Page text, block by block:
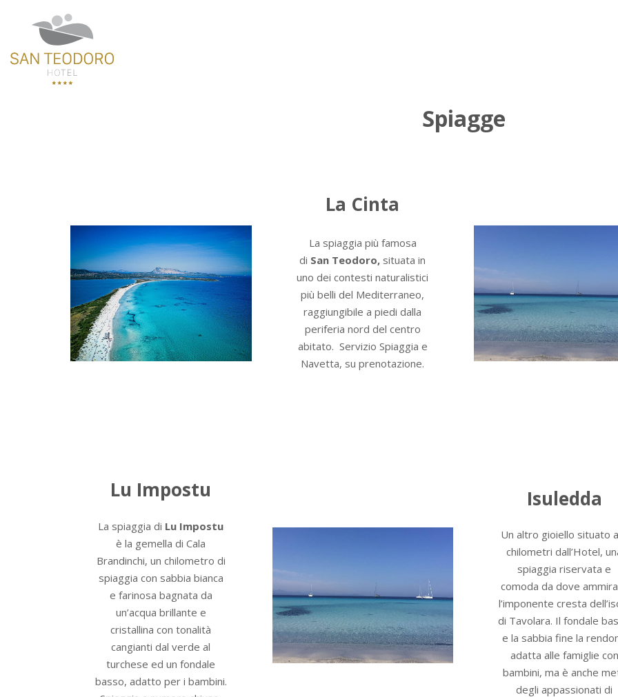
Spiagge
La Cinta
La spiaggia più famosa
di San Teodoro, situata in
uno dei contesti naturalistici
più belli del Mediterraneo,
raggiungibile a piedi dalla
periferia nord del centro
abitato. Servizio Spiaggia e
Navetta, su prenotazione.
Lu Impostu
La spiaggia di Lu Impostu
è la gemella di Cala
Brandinchi, un chilometro di
spiaggia con sabbia bianca
e farinosa bagnata da
un’acqua brillante e
cristallina con tonalità
cangianti dal verde al
turchese ed un fondale
basso, adatto per i bambini.
Isuledda
Un altro gioiello situato
chilometri dall’Hotel,
spiaggia riservata e
comoda da dove
l’imponente cresta
di Tavolara. Il fondale
e la sabbia fine la
adatta alle famiglie con
bambini, ma è anche
degli appassionati di